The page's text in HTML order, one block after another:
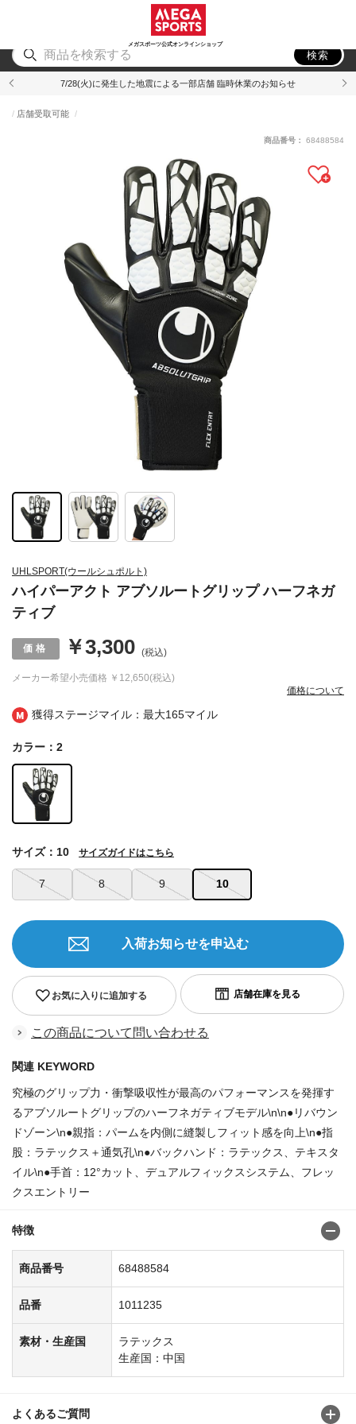
メガスポーツ公式オンラインショップ
アウトドア
検索
7/28(火)に発生した地震による一部店舗 臨時休業のお知らせ
獲得ステージマイル：最大165マイル
UHLSPORT(ウールシュポルト)
ハイパーアクト アブソルートグリップ ハーフネガ
ティブ
店舗受取可能
メーカー希望小売価格 ￥12,650(税込)
￥3,300 (税込)
価格について
商品番号： 68488584
カラー：2
7 8 9 10
サイズ：10 サイズガイドはこちら
お気に入りに追加する
入荷お知らせを申込む
この商品について問い合わせる
関連 KEYWORD
究極のグリップ力・衝撃吸収性が最高のパフォーマンスを発揮す
るアブソルートグリップのハーフネガティブモデル\n\n●リバウン
ドゾーン\n●親指：パームを内側に縫製しフィット感を向上\n●指
股：ラテックス＋通気孔\n●バックハンド：ラテックス、テキスタ
イル\n●手首：12°カット、デュアルフィックスシステム、フレッ
クスエントリー
特徴
商品番号 68488584
品番 1011235
素材・生産国
ラテックス
生産国：中国
よくあるご質問